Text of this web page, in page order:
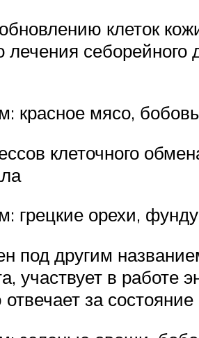
клеток
себорейного
красное мясо,
клеточного
орехи,
под другим
участвует в работе
за